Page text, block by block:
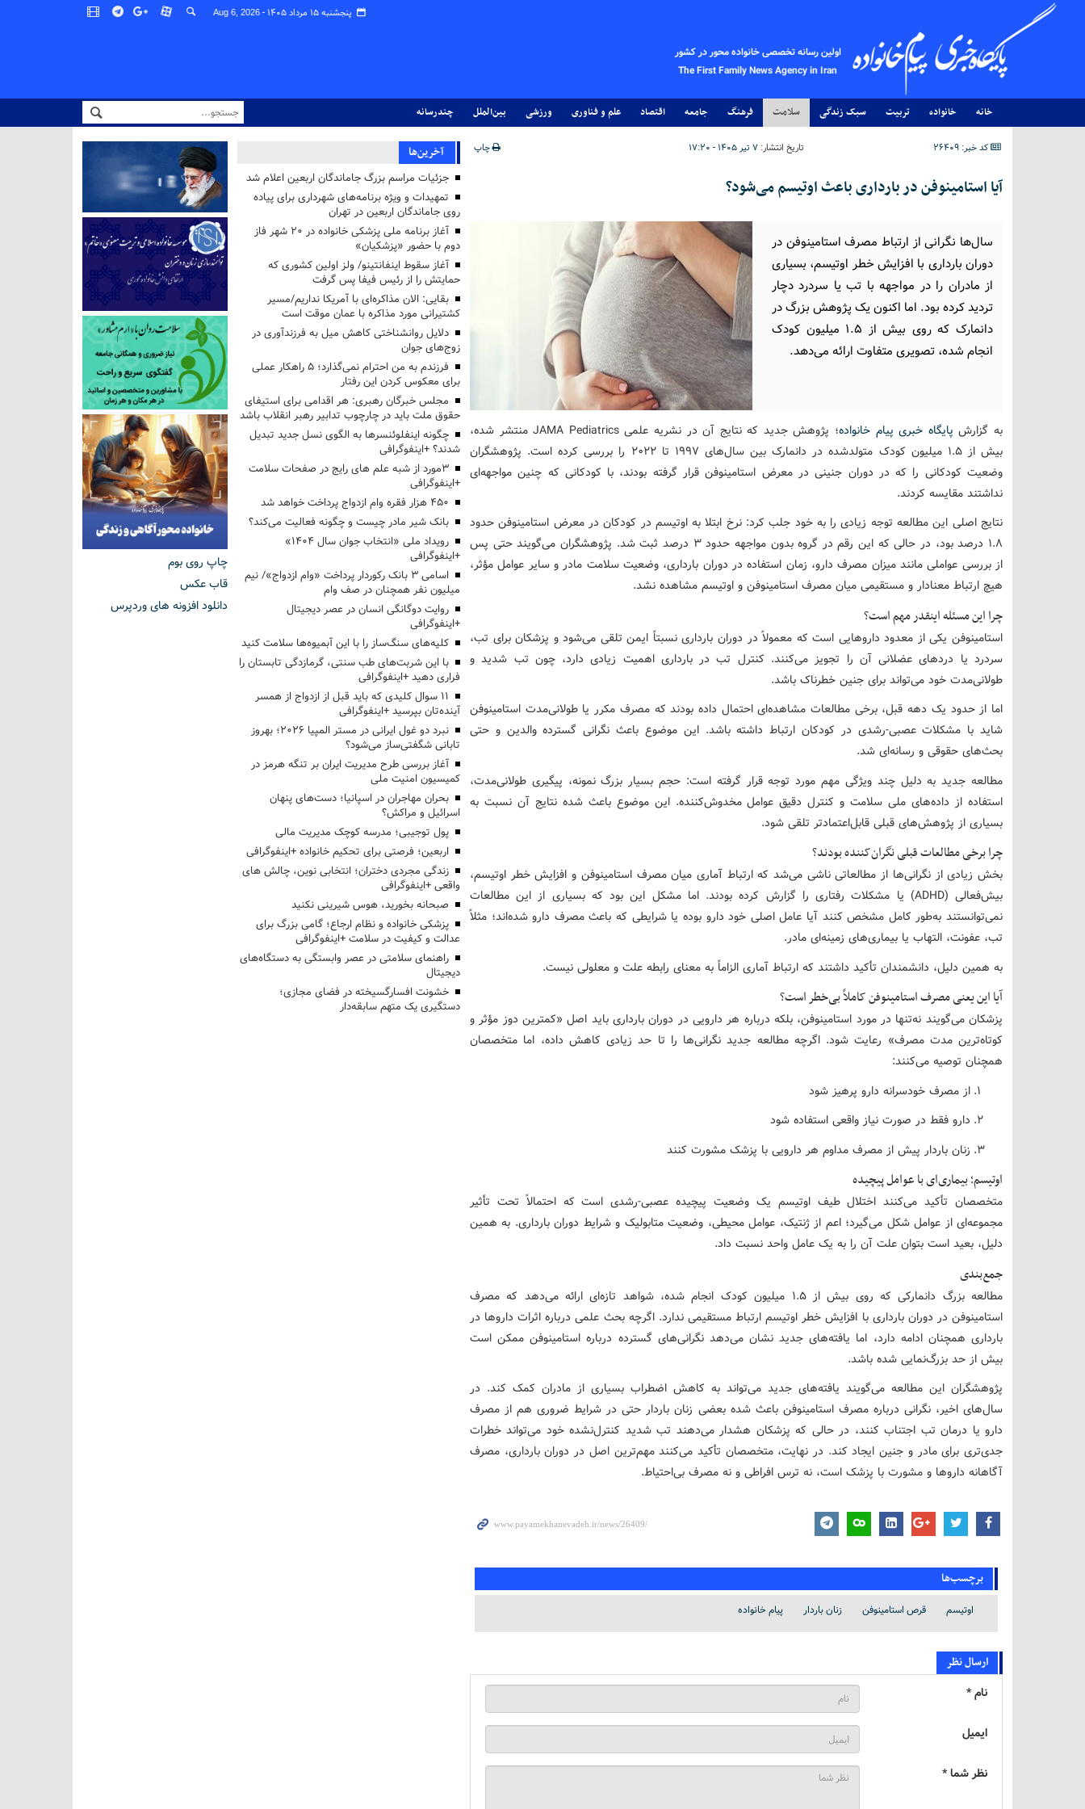
پنجشنبه ۱۵ مرداد ۱۴۰۵ - Aug 6, 2026
اولین رسانه تخصصی خانواده محور در کشور
The First Family News Agency in Iran
خانه خانواده تربیت سبک زندگی سلامت فرهنگ جامعه اقتصاد علم و فناوری ورزشی بین‌الملل چندرسانه
کد خبر: 26409 تاریخ انتشار:۷ تیر ۱۴۰۵ - ۱۷:۲۰ چاپ
آیا استامینوفن در بارداری باعث اوتیسم می‌شود؟
سال‌ها نگرانی از ارتباط مصرف استامینوفن در
دوران بارداری با افزایش خطر اوتیسم، بسیاری
از مادران را در مواجهه با تب یا سردرد دچار
تردید کرده بود. اما اکنون یک پژوهش بزرگ در
دانمارک که روی بیش از ۱.۵ میلیون کودک
انجام شده، تصویری متفاوت ارائه می‌دهد.
به گزارش پایگاه خبری پیام خانواده
؛ پژوهش جدید که نتایج آن در نشریه علمی JAMA Pediatrics منتشر شده،
بیش از ۱.۵ میلیون کودک متولدشده در دانمارک بین سال‌های ۱۹۹۷ تا ۲۰۲۲ را بررسی کرده است. پژوهشگران
وضعیت کودکانی را که در دوران جنینی در معرض استامینوفن قرار گرفته بودند، با کودکانی که چنین مواجهه‌ای
نداشتند مقایسه کردند.
نتایج اصلی این مطالعه توجه زیادی را به خود جلب کرد: نرخ ابتلا به اوتیسم در کودکان در معرض استامینوفن حدود
۱.۸ درصد بود، در حالی که این رقم در گروه بدون مواجهه حدود ۳ درصد ثبت شد. پژوهشگران می‌گویند حتی پس
از بررسی عواملی مانند میزان مصرف دارو، زمان استفاده در دوران بارداری، وضعیت سلامت مادر و سایر عوامل مؤثر،
هیچ ارتباط معنادار و مستقیمی میان مصرف استامینوفن و اوتیسم مشاهده نشد.
چرا این مسئله اینقدر مهم است؟
استامینوفن یکی از معدود داروهایی است که معمولاً در دوران بارداری نسبتاً ایمن تلقی می‌شود و پزشکان برای تب،
سردرد یا دردهای عضلانی آن را تجویز می‌کنند. کنترل تب در بارداری اهمیت زیادی دارد، چون تب شدید و
طولانی‌مدت خود می‌تواند برای جنین خطرناک باشد.
اما از حدود یک دهه قبل، برخی مطالعات مشاهده‌ای احتمال داده بودند که مصرف مکرر یا طولانی‌مدت استامینوفن
شاید با مشکلات عصبی-رشدی در کودکان ارتباط داشته باشد. این موضوع باعث نگرانی گسترده والدین و حتی
بحث‌های حقوقی و رسانه‌ای شد.
مطالعه جدید به دلیل چند ویژگی مهم مورد توجه قرار گرفته است: حجم بسیار بزرگ نمونه، پیگیری طولانی‌مدت،
استفاده از داده‌های ملی سلامت و کنترل دقیق عوامل مخدوش‌کننده. این موضوع باعث شده نتایج آن نسبت به
بسیاری از پژوهش‌های قبلی قابل‌اعتمادتر تلقی شود.
چرا برخی مطالعات قبلی نگران‌کننده بودند؟
بخش زیادی از نگرانی‌ها از مطالعاتی ناشی می‌شد که ارتباط آماری میان مصرف استامینوفن و افزایش خطر اوتیسم،
بیش‌فعالی (ADHD) یا مشکلات رفتاری را گزارش کرده بودند. اما مشکل این بود که بسیاری از این مطالعات
نمی‌توانستند به‌طور کامل مشخص کنند آیا عامل اصلی خود دارو بوده یا شرایطی که باعث مصرف دارو شده‌اند؛ مثلاً
تب، عفونت، التهاب یا بیماری‌های زمینه‌ای مادر.
به همین دلیل، دانشمندان تأکید داشتند که ارتباط آماری الزاماً به معنای رابطه علت و معلولی نیست.
آیا این یعنی مصرف استامینوفن کاملاً بی‌خطر است؟
پزشکان می‌گویند نه‌تنها در مورد استامینوفن، بلکه درباره هر دارویی در دوران بارداری باید اصل «کمترین دوز مؤثر و
کوتاه‌ترین مدت مصرف» رعایت شود. اگرچه مطالعه جدید نگرانی‌ها را تا حد زیادی کاهش داده، اما متخصصان
همچنان توصیه می‌کنند:
از مصرف خودسرانه دارو پرهیز شود
دارو فقط در صورت نیاز واقعی استفاده شود
زنان باردار پیش از مصرف مداوم هر دارویی با پزشک مشورت کنند
اوتیسم؛ بیماری‌ای با عوامل پیچیده
متخصصان تأکید می‌کنند اختلال طیف اوتیسم یک وضعیت پیچیده عصبی-رشدی است که احتمالاً تحت تأثیر
مجموعه‌ای از عوامل شکل می‌گیرد؛ اعم از ژنتیک، عوامل محیطی، وضعیت متابولیک و شرایط دوران بارداری. به همین
دلیل، بعید است بتوان علت آن را به یک عامل واحد نسبت داد.
جمع‌بندی
مطالعه بزرگ دانمارکی که روی بیش از ۱.۵ میلیون کودک انجام شده، شواهد تازه‌ای ارائه می‌دهد که مصرف
استامینوفن در دوران بارداری با افزایش خطر اوتیسم ارتباط مستقیمی ندارد. اگرچه بحث علمی درباره اثرات داروها در
بارداری همچنان ادامه دارد، اما یافته‌های جدید نشان می‌دهد نگرانی‌های گسترده درباره استامینوفن ممکن است
بیش از حد بزرگ‌نمایی شده باشد.
پژوهشگران این مطالعه می‌گویند یافته‌های جدید می‌تواند به کاهش اضطراب بسیاری از مادران کمک کند. در
سال‌های اخیر، نگرانی درباره مصرف استامینوفن باعث شده بعضی زنان باردار حتی در شرایط ضروری هم از مصرف
دارو یا درمان تب اجتناب کنند، در حالی که پزشکان هشدار می‌دهند تب شدید کنترل‌نشده خود می‌تواند خطرات
جدی‌تری برای مادر و جنین ایجاد کند. در نهایت، متخصصان تأکید می‌کنند مهم‌ترین اصل در دوران بارداری، مصرف
آگاهانه داروها و مشورت با پزشک است، نه ترس افراطی و نه مصرف بی‌احتیاط.
برچسب‌ها
اوتیسم قرص استامینوفن زنان باردار پیام خانواده
ارسال نظر
نام *
ایمیل
نظر شما *
آخرین‌ها
جزئیات مراسم بزرگ جاماندگان اربعین اعلام شد
تمهیدات و ویژه برنامه‌های شهرداری برای پیاده
روی جاماندگان اربعین در تهران
آغاز برنامه ملی پزشکی خانواده در ۲۰ شهر فاز
دوم با حضور «پزشکیان»
آغاز سقوط اینفانتینو/ ولز اولین کشوری که
حمایتش را از رئیس فیفا پس گرفت
بقایی: الان مذاکره‌ای با آمریکا نداریم/مسیر
کشتیرانی مورد مذاکره با عمان موقت است
دلایل روانشناختی کاهش میل به فرزندآوری در
زوج‌های جوان
فرزندم به من احترام نمی‌گذارد؛ ۵ راهکار عملی
برای معکوس کردن این رفتار
مجلس خبرگان رهبری: هر اقدامی برای استیفای
حقوق ملت باید در چارچوب تدابیر رهبر انقلاب باشد
چگونه اینفلوئنسرها به الگوی نسل جدید تبدیل
شدند؟ +اینفوگرافی
3مورد از شبه علم های رایج در صفحات سلامت
+اینفوگرافی
۴۵۰ هزار فقره وام ازدواج پرداخت خواهد شد
بانک شیر مادر چیست و چگونه فعالیت می‌کند؟
رویداد ملی «انتخاب جوان سال ۱۴۰۴»
+اینفوگرافی
اسامی ۳ بانک رکوردار پرداخت «وام ازدواج»/ نیم
میلیون نفر همچنان در صف وام
روایت دوگانگی انسان در عصر دیجیتال
+اینفوگرافی
کلیه‌های سنگ‌ساز را با این آبمیوه‌ها سلامت کنید
با این شربت‌های طب سنتی، گرمازدگی تابستان را
فراری دهید +اینفوگرافی
۱۱ سوال کلیدی که باید قبل از ازدواج از همسر
آینده‌تان بپرسید +اینفوگرافی
نبرد دو غول ایرانی در مستر المپیا ۲۰۲۶؛ بهروز
تابانی شگفتی‌ساز می‌شود؟
آغاز بررسی طرح مدیریت ایران بر تنگه هرمز در
کمیسیون امنیت ملی
بحران مهاجران در اسپانیا؛ دست‌های پنهان
اسرائیل و مراکش؟
پول توجیبی؛ مدرسه کوچک مدیریت مالی
اربعین؛ فرصتی برای تحکیم خانواده +اینفوگرافی
زندگی مجردی دختران؛ انتخابی نوین، چالش های
واقعی +اینفوگرافی
صبحانه بخورید، هوس شیرینی نکنید
پزشکی خانواده و نظام ارجاع؛ گامی بزرگ برای
عدالت و کیفیت در سلامت +اینفوگرافی
راهنمای سلامتی در عصر وابستگی به دستگاه‌های
دیجیتال
خشونت افسارگسیخته در فضای مجازی؛
دستگیری یک متهم سابقه‌دار
چاپ روی بوم
قاب عکس
دانلود افزونه های وردپرس